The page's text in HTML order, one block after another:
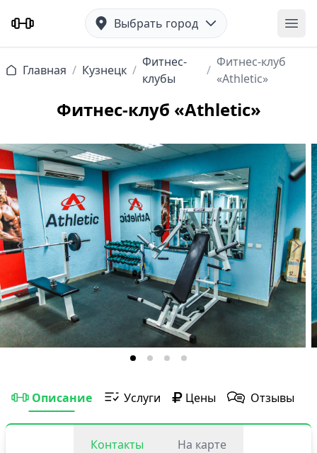
Выбрать город
Главная / Кузнецк /
Фитнес-
клубы
/
Фитнес-клуб
«Athletic»
Фитнес-клуб «Athletic»
Описание Услуги Цены Отзывы
Контакты На карте